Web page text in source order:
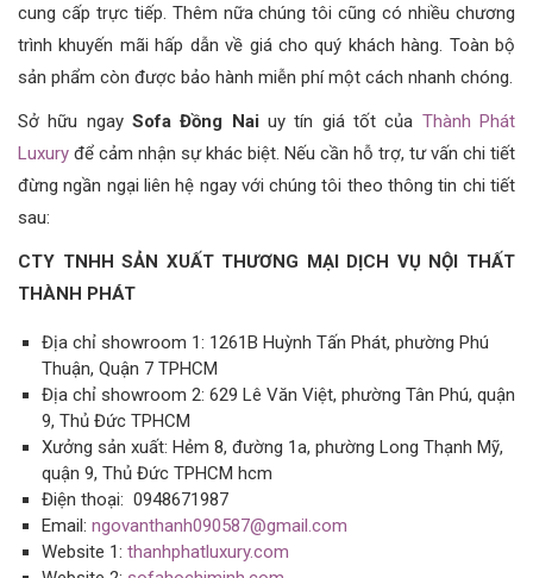
cung cấp trực tiếp. Thêm nữa chúng tôi cũng có nhiều chương
trình khuyến mãi hấp dẫn về giá cho quý khách hàng. Toàn bộ
sản phẩm còn được bảo hành miễn phí một cách nhanh chóng.
Sở hữu ngay Sofa Đồng Nai uy tín giá tốt của Thành Phát
Luxury để cảm nhận sự khác biệt. Nếu cần hỗ trợ, tư vấn chi tiết
đừng ngần ngại liên hệ ngay với chúng tôi theo thông tin chi tiết
sau:
CTY TNHH SẢN XUẤT THƯƠNG MẠI DỊCH VỤ NỘI THẤT
THÀNH PHÁT
Địa chỉ showroom 1: 1261B Huỳnh Tấn Phát, phường Phú
Thuận, Quận 7 TPHCM
Địa chỉ showroom 2: 629 Lê Văn Việt, phường Tân Phú, quận
9, Thủ Đức TPHCM
Xưởng sản xuất: Hẻm 8, đường 1a, phường Long Thạnh Mỹ,
quận 9, Thủ Đức TPHCM hcm
Điện thoại: 0948671987
Email: ngovanthanh090587@gmail.com
Website 1: thanhphatluxury.com